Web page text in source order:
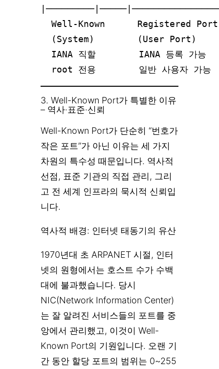
Well-Known      Registered
(System)        (User Port)
IANA 직할        IANA 등록 가능
3. Well-Known Port가 특별한 이유
– 역사·표준·신뢰
Well-Known Port가 단순히 “번호가
작은 포트”가 아닌 이유는 세 가지
차원의 특수성 때문입니다. 역사적
선점, 표준 기관의 직접 관리, 그리
고 전 세계 인프라의 묵시적 신뢰입
니다.
역사적 배경: 인터넷 태동기의 유산
1970년대 초 ARPANET 시절, 인터
넷의 원형에서는 호스트 수가 수백
대에 불과했습니다. 당시
NIC(Network Information Center)
는 잘 알려진 서비스들의 포트를 중
앙에서 관리했고, 이것이 Well-
Known Port의 기원입니다. 오랜 기
간 동안 할당 포트의 범위는 0~255